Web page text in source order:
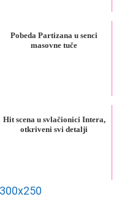
Pobeda Partizana u senci
masovne tuče
Hit scena u svlačionici Intera,
otkriveni svi detalji